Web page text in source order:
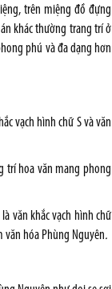
trên miệng đồ đựng
khác thường trang trí ở
phú và đa dạng hơn
vạch hình chữ S và văn
trí hoa văn mang phong
văn khắc vạch hình chữ
hóa Phùng Nguyên.